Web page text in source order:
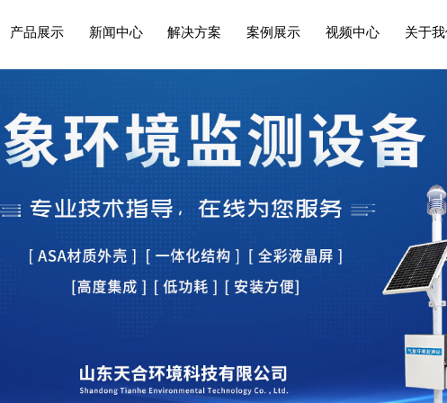
产品展示 新闻中心 解决方案 案例展示 视频中心 关于